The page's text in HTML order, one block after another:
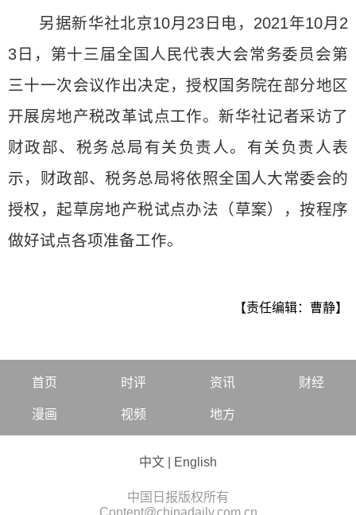
另据新华社北京10月23日电，2021年10月2
3日，第十三届全国人民代表大会常务委员会第
三十一次会议作出决定，授权国务院在部分地区
开展房地产税改革试点工作。新华社记者采访了
财政部、税务总局有关负责人。有关负责人表
示，财政部、税务总局将依照全国人大常委会的
授权，起草房地产税试点办法（草案），按程序
做好试点各项准备工作。
【责任编辑：曹静】
首页 时评 资讯 财经
漫画 视频 地方
中文 English
中国日报版权所有
Content@chinadaily.com.cn